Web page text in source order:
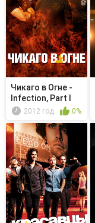
Чикаго в Огне -
Infection, Part I
2012 год 0%